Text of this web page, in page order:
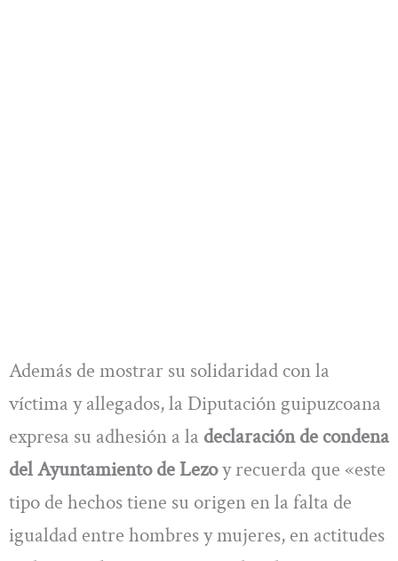
Además de mostrar su solidaridad con la
víctima y allegados, la Diputación guipuzcoana
expresa su adhesión a la declaración de condena
del Ayuntamiento de Lezoy recuerda que «este
tipo de hechos tiene su origen en la falta de
igualdad entre hombres y mujeres, en actitudes